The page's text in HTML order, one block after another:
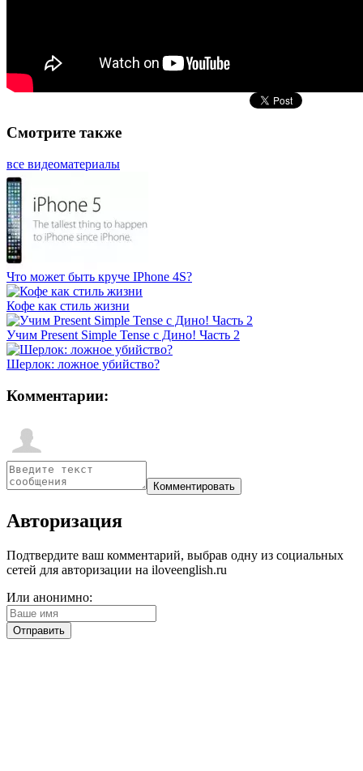
Смотрите также
все видеоматериалы
Что может быть круче IPhone 4S?
Кофе как стиль жизни
Учим Present Simple Tense с Дино! Часть 2
Шерлок: ложное убийство?
Комментарии:
Авторизация
Подтвердите ваш комментарий, выбрав одну из социальных
сетей для авторизации на iloveenglish.ru
Или анонимно: